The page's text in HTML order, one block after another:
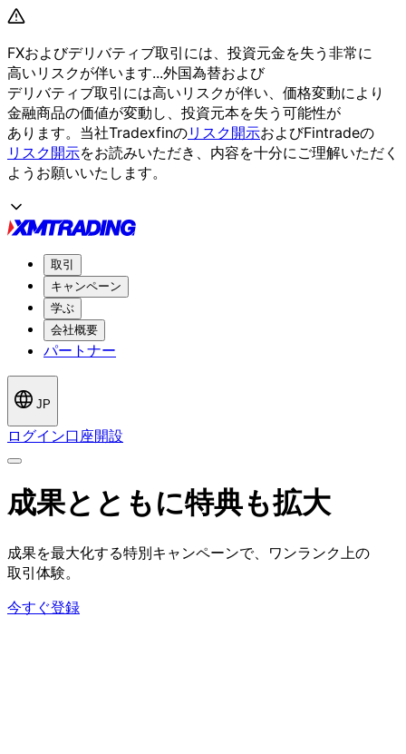
FXおよびデリバティブ取引には、 投資元金を失う 非常に
高いリスクが伴います...外国為替および
デリバティブ取引には高いリスクが伴い、 価格変動により
金融商品の価値が変動し、 投資元本を失う 可能性が
あります。 当社Tradexfinのリスク開示およびFintradeの
リスク開示をお読みいただき、 内容を十分にご理解いただく
よう お願いいたします。
取引
キャンペーン
学ぶ
会社概要
パートナー
JP
ログイン口座開設
成果とともに特典も拡大
成果を最大化する特別キャンペーンで、 ワンランク上の
取引体験。
今すぐ登録